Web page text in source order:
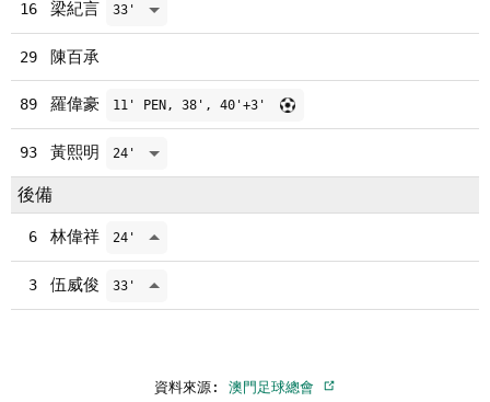
16 梁紀言 33'
29 陳百承
89 羅偉豪 11' PEN, 38', 40'+3'
93 黃熙明 24'
後備
6 林偉祥 24'
3 伍威俊 33'
資料來源: 澳門足球總會